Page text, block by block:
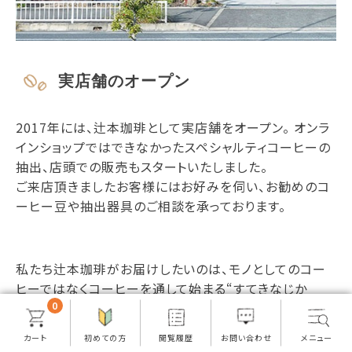
実店舗のオープン
2017年には、辻本珈琲として実店舗をオープン。 オンラ
インショップではできなかったスペシャルティコーヒーの
抽出、店頭での販売もスタートいたしました。
ご来店頂きましたお客様にはお好みを伺い、お勧めのコ
ーヒー豆や抽出器具のご相談を承っております。
私たち辻本珈琲がお届けしたいのは、モノとしてのコー
ヒーではなくコーヒーを通して始まる“すてきなじか
ん”です。
ご縁を頂いたあなたの日常に寄り添える一杯をご提供で
きれば幸いです。
0